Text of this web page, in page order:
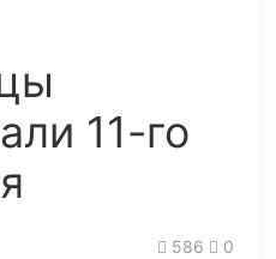
11-го
586 0